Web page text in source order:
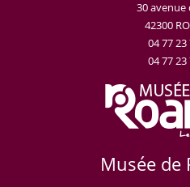
30 avenue
42300
04 77 23
04 77 23
Musée de